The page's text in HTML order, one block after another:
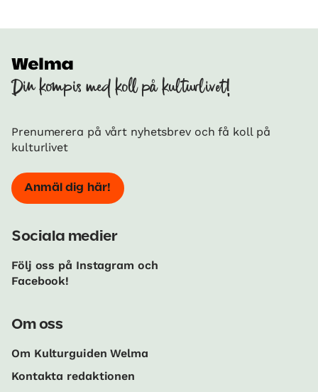
Din kompis med koll på kulturlivet!
Prenumerera på vårt nyhetsbrev och få koll på
kulturlivet
Anmäl dig här!
Sociala medier
Följ oss på Instagram och
Facebook!
Om oss
Om Kulturguiden Welma
Kontakta redaktionen